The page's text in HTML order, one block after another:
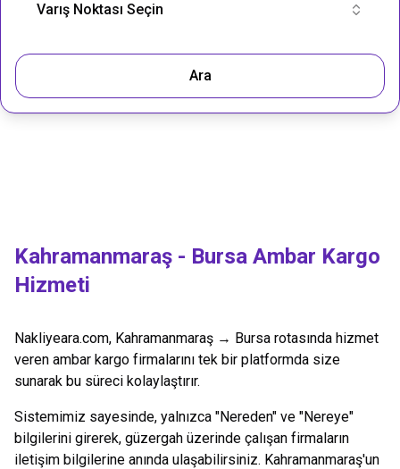
Varış Noktası Seçin
Ara
Kahramanmaraş - Bursa Ambar Kargo
Hizmeti
Nakliyeara.com, Kahramanmaraş → Bursa rotasında hizmet
veren ambar kargo firmalarını tek bir platformda size
sunarak bu süreci kolaylaştırır.
Sistemimiz sayesinde, yalnızca "Nereden" ve "Nereye"
bilgilerini girerek, güzergah üzerinde çalışan firmaların
iletişim bilgilerine anında ulaşabilirsiniz. Kahramanmaraş'un